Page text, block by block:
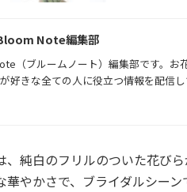
Note編集部
（ブルームノート）編集部です。お
好きな全ての人に役立つ情報を配信し
、純白のフリルのついた花び
やかさで、ブライダルシーン